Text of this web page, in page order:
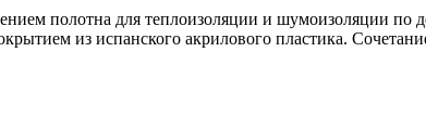
полотна для теплоизоляции и шумоизоляции по
из испанского акрилового пластика.